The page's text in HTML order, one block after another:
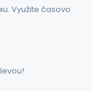
Využite časovo